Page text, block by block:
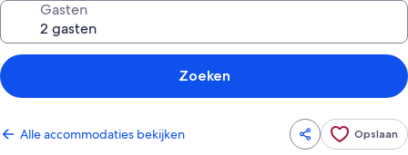
Gasten
Zoeken
Alle accommodaties bekijken Opslaan